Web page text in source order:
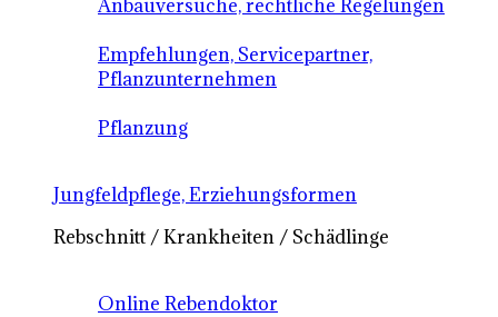
Anbauversuche, rechtliche Regelungen
Empfehlungen, Servicepartner,
Pflanzunternehmen
Pflanzung
Jungfeldpflege, Erziehungsformen
Rebschnitt / Krankheiten / Schädlinge
Online Rebendoktor